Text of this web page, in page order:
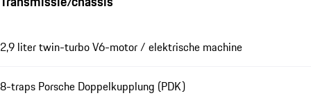
2,9 liter twin-turbo V6-motor / elektrische machine
8-traps Porsche Doppelkupplung (PDK)